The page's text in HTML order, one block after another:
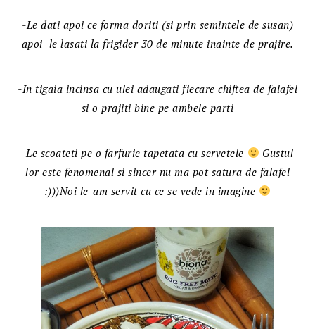
-Le dati apoi ce forma doriti (si prin semintele de susan)
apoi le lasati la frigider 30 de minute inainte de prajire.
-In tigaia incinsa cu ulei adaugati fiecare chiftea de falafel
si o prajiti bine pe ambele parti
-Le scoateti pe o farfurie tapetata cu servetele
Gustul
lor este fenomenal si sincer nu ma pot satura de falafel
:)))Noi le-am servit cu ce se vede in imagine